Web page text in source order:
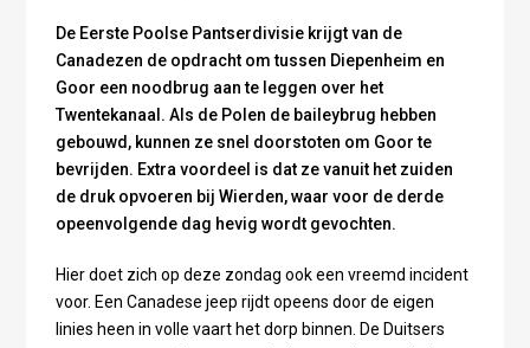
De Eerste Poolse Pantserdivisie krijgt van de
Canadezen de opdracht om tussen Diepenheim en
Goor een noodbrug aan te leggen over het
Twentekanaal. Als de Polen de baileybrug hebben
gebouwd, kunnen ze snel doorstoten om Goor te
bevrijden. Extra voordeel is dat ze vanuit het zuiden
de druk opvoeren bij Wierden, waar voor de derde
opeenvolgende dag hevig wordt gevochten.
Hier doet zich op deze zondag ook een vreemd incident
voor. Een Canadese jeep rijdt opeens door de eigen
linies heen in volle vaart het dorp binnen. De Duitsers